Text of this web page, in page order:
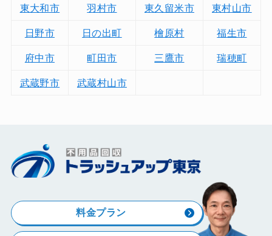
東大和市
羽村市 東久留米市
東村山市
日野市
日の出町 檜原村
福生市
府中市
町田市 三鷹市
瑞穂町
武蔵野市
武蔵村山市
料金プラン